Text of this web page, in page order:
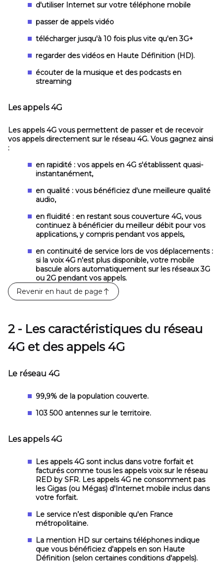
d'utiliser Internet sur votre téléphone mobile
passer de appels vidéo
télécharger jusqu'à 10 fois plus vite qu'en 3G+
regarder des vidéos en Haute Définition (HD).
écouter de la musique et des podcasts en
streaming
Les appels 4G
Les appels 4G vous permettent de passer et de recevoir
vos appels directement sur le réseau 4G. Vous gagnez ainsi
:
en rapidité : vos appels en 4G s'établissent quasi-
instantanément,
en qualité : vous bénéficiez d'une meilleure qualité
audio,
en fluidité : en restant sous couverture 4G, vous
continuez à bénéficier du meilleur débit pour vos
applications, y compris pendant vos appels,
en continuité de service lors de vos déplacements :
si la voix 4G n'est plus disponible, votre mobile
bascule alors automatiquement sur les réseaux 3G
ou 2G pendant vos appels.
Revenir en haut de page
2 - Les caractéristiques du réseau
4G et des appels 4G
Le réseau 4G
99,9% de la population couverte.
103 500 antennes sur le territoire.
Les appels 4G
Les appels 4G sont inclus dans votre forfait et
facturés comme tous les appels voix sur le réseau
RED by SFR. Les appels 4G ne consomment pas
les Gigas (ou Mégas) d'Internet mobile inclus dans
votre forfait.
Le service n’est disponible qu'en France
métropolitaine.
La mention HD sur certains téléphones indique
que vous bénéficiez d'appels en son Haute
Définition (selon certaines conditions d'appels).